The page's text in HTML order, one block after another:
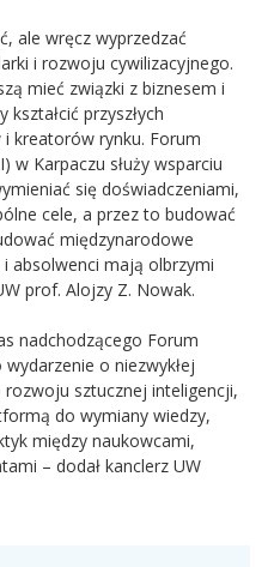
ale wręcz wyprzedzać
i rozwoju cywilizacyjnego.
mieć związki z biznesem i
przyszłych
kreatorów rynku. Forum
w Karpaczu służy wsparciu
się doświadczeniami,
cele, a przez to budować
międzynarodowe
absolwenci mają olbrzymi
prof. Alojzy Z. Nowak.
nadchodzącego Forum
o niezwykłej
sztucznej inteligencji,
do wymiany wiedzy,
między naukowcami,
– dodał kanclerz UW